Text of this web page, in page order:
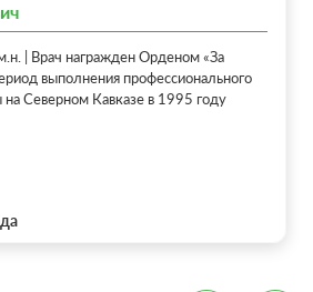
предотвращения таких
диагностика и лечение
увеличить
жизни и улучшить ее качество.
| Врач награжден Орденом «За
выполнения профессионального
на Северном Кавказе в 1995 году